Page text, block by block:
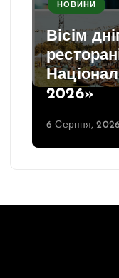
НОВИНИ
Вісім
2026»
6 Серпня, 2026